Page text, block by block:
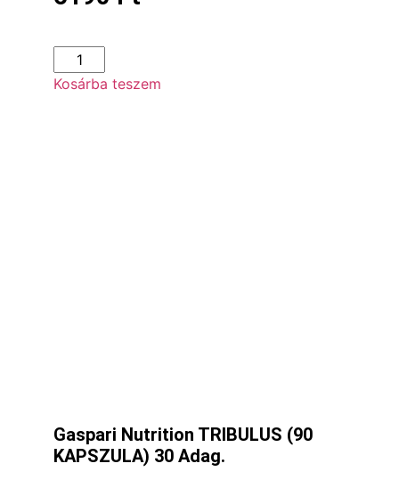
Kosárba teszem
Gaspari Nutrition TRIBULUS (90
KAPSZULA) 30 Adag.